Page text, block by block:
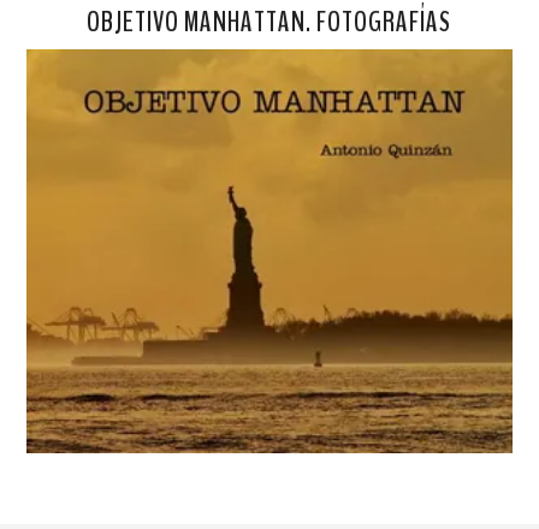
OBJETIVO MANHATTAN. FOTOGRAFÍAS